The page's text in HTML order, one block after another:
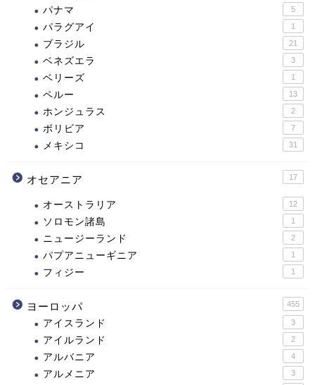
パナマ 5
パラグアイ 1
ブラジル 21
ベネズエラ 3
ベリーズ 1
ペルー 13
ホンジュラス 2
ボリビア 7
メキシコ 31
オセアニア 17
オーストラリア 12
ソロモン諸島 1
ニュージーランド 2
パプアニューギニア 1
フィジー 1
ヨーロッパ 455
アイスランド 3
アイルランド 2
アルバニア 4
アルメニア 3